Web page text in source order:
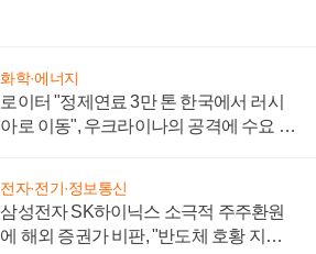
화학·에너지
로이터 "정제연료 3만 톤 한국에서 러시
아로 이동", 우크라이나의 공격에 수요 늘
전자·전기·정보통신
삼성전자 SK하이닉스 소극적 주주환원
에 해외 증권가 비판, "반도체 호황 지속